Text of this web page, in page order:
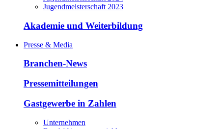
Jugendmeisterschaft 2023
Akademie und Weiterbildung
Presse & Media
Branchen-News
Pressemitteilungen
Gastgewerbe in Zahlen
Unternehmen